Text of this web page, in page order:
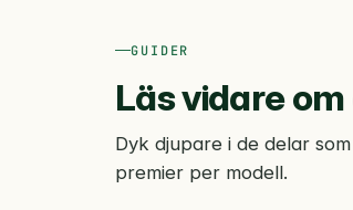
GUIDER
Läs vidare
Dyk djupare i de delar
premier per modell.